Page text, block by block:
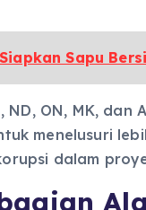
Sapu
ON, MK, dan
menelusuri
dalam